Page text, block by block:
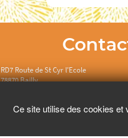
RD7 Route de St Cyr l'Ecole
78870 Bailly.
01 39 63 30 90 répondeur
les messages
Ce site utilise des cookies et